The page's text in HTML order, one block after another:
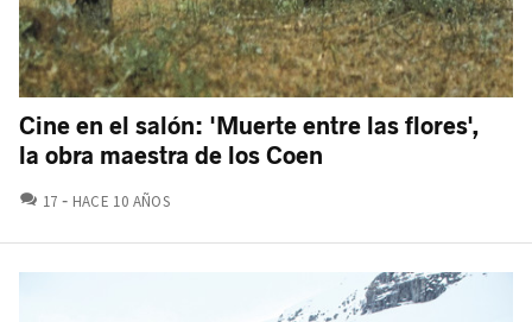
Cine en el salón: 'Muerte entre las flores',
la obra maestra de los Coen
17 COMENTARIOS
HACE 10 AÑOS